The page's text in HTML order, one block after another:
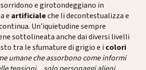
e girotondeggiano in
e artificialeche li decontestualizza e
Un’iquietudine sempre
sottolineata anche dai diversi livelli
tra le sfumature di grigio e i colori
umane che assorbono come informi